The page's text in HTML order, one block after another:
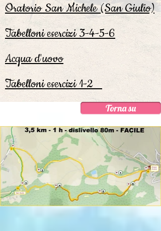
Oratorio San Michele (San Giulio)
Tabelloni esercizi 3-4-5-6
Acqua d'uovo
Tabelloni esercizi 1-2
Torna su